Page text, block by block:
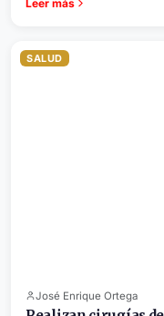
Leer más
SALUD
José Enrique Ortega